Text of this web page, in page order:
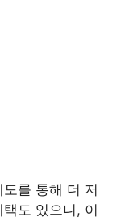
를 통해 더 저
도 있으니, 이